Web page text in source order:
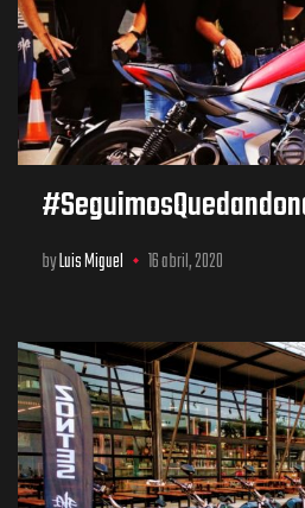
byLuis Miguel 16 abril, 2020